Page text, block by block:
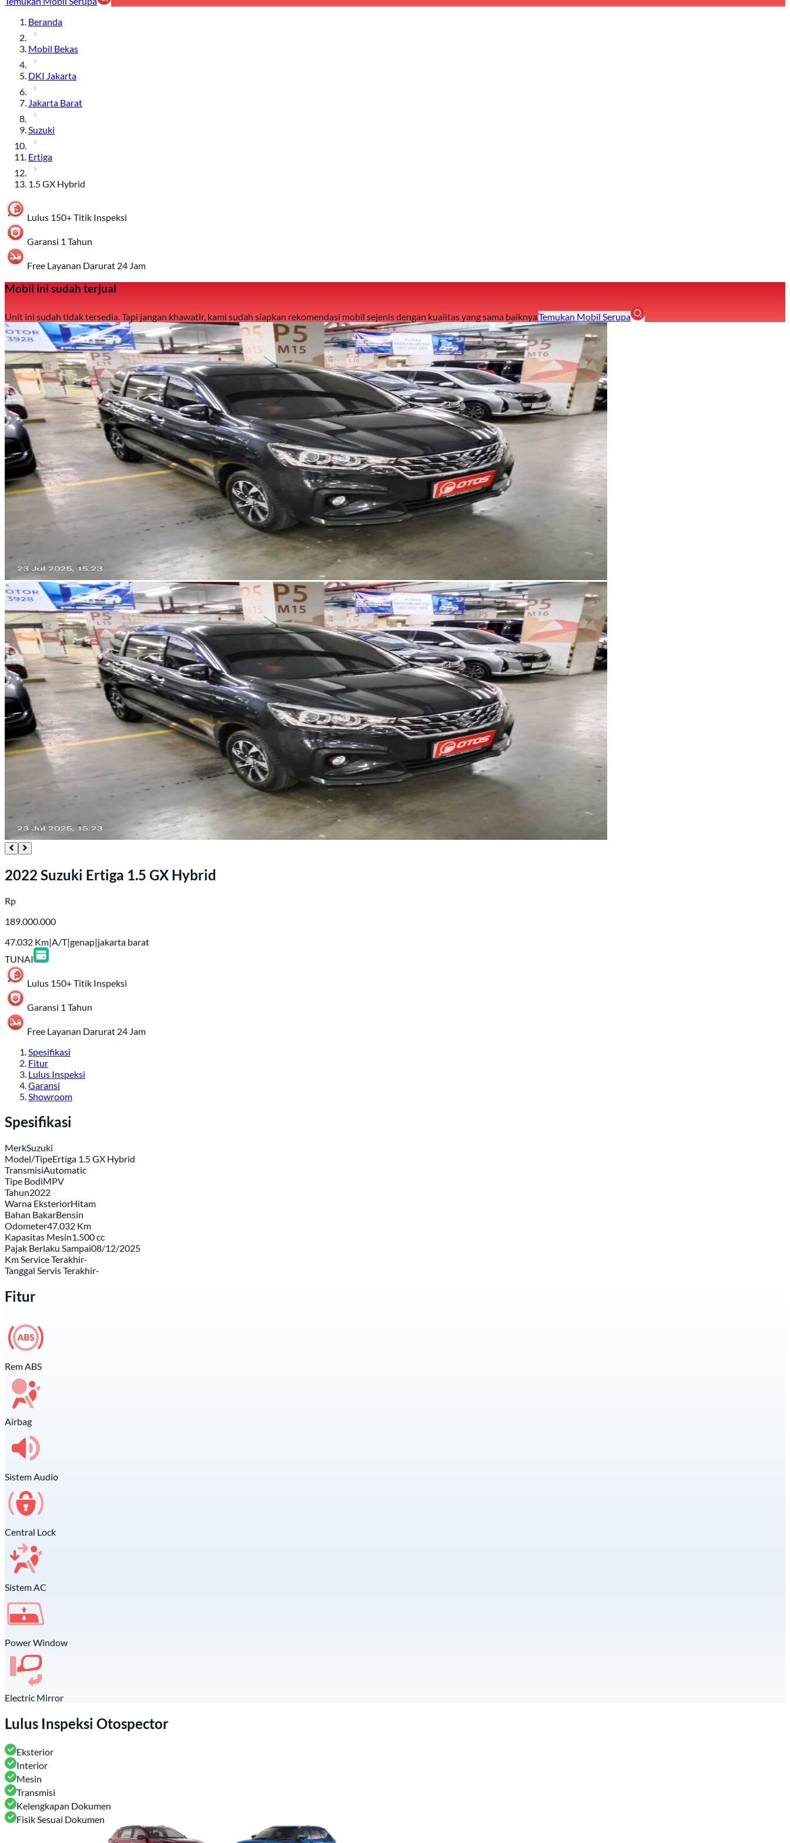
Beranda
Mobil Bekas
DKI Jakarta
Jakarta Barat
Suzuki
Ertiga
1.5 GX Hybrid
Lulus 150+ Titik Inspeksi
Garansi 1 Tahun
Free Layanan Darurat 24 Jam
Mobil ini sudah terjual
Unit ini sudah tidak tersedia. Tapi jangan khawatir, kami sudah siapkan rekomendasi mobil sejenis dengan kualitas yang sama baiknya.Temukan Mobil Serupa
2022 Suzuki Ertiga 1.5 GX Hybrid
Rp
189.000.000
47.032 Km|A/T|genap|jakarta barat
TUNAI
Lulus 150+ Titik Inspeksi
Garansi 1 Tahun
Free Layanan Darurat 24 Jam
Spesifikasi
Fitur
Lulus Inspeksi
Garansi
Showroom
Spesifikasi
MerkSuzuki
Model/TipeErtiga 1.5 GX Hybrid
TransmisiAutomatic
Tipe BodiMPV
Tahun2022
Warna EksteriorHitam
Bahan BakarBensin
Odometer47.032 Km
Kapasitas Mesin1.500 cc
Pajak Berlaku Sampai08/12/2025
Km Service Terakhir-
Tanggal Servis Terakhir-
Fitur
Rem ABS
Airbag
Sistem Audio
Central Lock
Sistem AC
Power Window
Electric Mirror
Lulus Inspeksi Otospector
Eksterior
Interior
Mesin
Transmisi
Kelengkapan Dokumen
Fisik Sesuai Dokumen